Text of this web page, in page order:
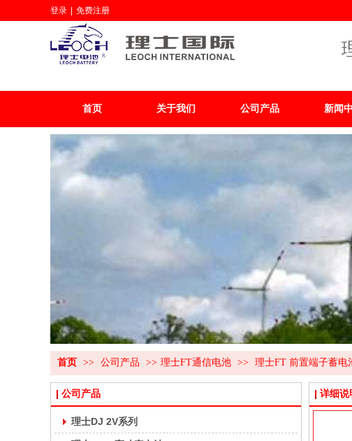
登录 免费注册
首页 关于我们 公司产品 新闻
首页 >> 公司产品 >> 理士FT通信电池 >> 理士FT 前置端子蓄电
公司产品
理士DJ 2V系列
详细说